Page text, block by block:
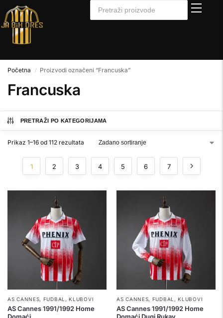
Početna / Proizvodi označeni “Francuska”
Francuska
PRETRAŽI PO KATEGORIJAMA
Prikaz 1–16 od 112 rezultata
1 2 3 4 5 6 7
AS CANNES, FUDBAL ,KLUBOVI
AS Cannes 1991/1992 Home
AS CANNES, FUDBAL ,KLUBOVI
AS Cannes 1991/1992 Home